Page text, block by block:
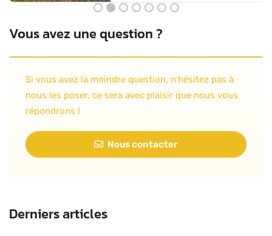
Vous avez une question ?
Si vous avez la moindre question, n’hésitez pas à
nous les poser, ce sera avec plaisir que nous vous
répondrons !
Nous contacter
Derniers articles